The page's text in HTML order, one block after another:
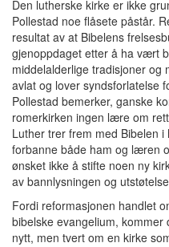
Den lutherske kirke er ikke
Pollestad noe flåsete påstår.
resultat av at Bibelens
gjenoppdaget etter å ha vært
middelalderlige tradisjoner og
avlat og lover syndsforlatelse
Pollestad bemerker, ganske
romerkirken ingen lære om
Luther trer frem med Bibelen
forbanne både ham og læren
ønsket ikke å stifte noen ny
av bannlysningen og
Fordi reformasjonen handlet
bibelske evangelium,
nytt, men tvert om en kirke